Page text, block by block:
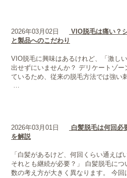
2026年03月02日
VIO脱毛は痛い？
と製品へのこだわり
VIO脱毛に興味はあるけれど、「激し
出せずにいませんか？ デリケートゾー
ているため、従来の脱毛方法では強い
2026年03月01日
白髪脱毛は何回必
を解説
「白髪があるけど、何回くらい通えば
それとも継続が必要？」 白髪脱毛に
数の考え方が大きく異なります。 今